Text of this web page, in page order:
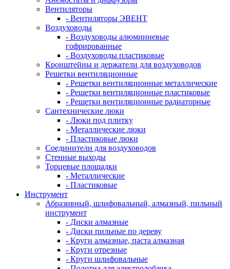
Вентиляторы
- Вентиляторы ЭВЕНТ
Воздуховоды
- Воздуховоды алюминиевые
гофрированные
- Воздуховоды пластиковые
Кронштейны и держатели для воздуховодов
Решетки вентиляционные
- Решетки вентиляционные металлические
- Решетки вентиляционные пластиковые
- Решетки вентиляционные радиаторные
Сантехнические люки
- Люки под плитку
- Металлические люки
- Пластиковые люки
Соединители для воздуховодов
Стенные выходы
Торцевые площадки
- Металлические
- Пластиковые
Инструмент
Абразивный, шлифовальный, алмазный, пильный
инструмент
- Диски алмазные
- Диски пильные по дереву
- Круги алмазные, паста алмазная
- Круги отрезные
- Круги шлифовальные